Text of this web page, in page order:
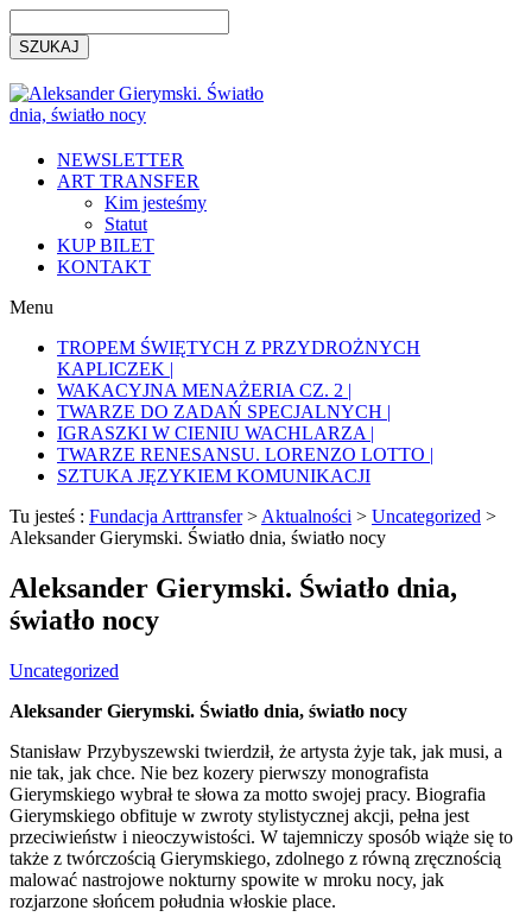
NEWSLETTER
ART TRANSFER
Kim jesteśmy
Statut
KUP BILET
KONTAKT
Menu
TROPEM ŚWIĘTYCH Z PRZYDROŻNYCH
KAPLICZEK |
WAKACYJNA MENAŻERIA CZ. 2 |
TWARZE DO ZADAŃ SPECJALNYCH |
IGRASZKI W CIENIU WACHLARZA |
TWARZE RENESANSU. LORENZO LOTTO |
SZTUKA JĘZYKIEM KOMUNIKACJI
Tu jesteś : Fundacja Arttransfer> Aktualności > Uncategorized >
Aleksander Gierymski. Światło dnia, światło nocy
Aleksander Gierymski. Światło dnia,
światło nocy
Uncategorized
Aleksander Gierymski. Światło dnia, światło nocy
Stanisław Przybyszewski twierdził, że artysta żyje tak, jak musi, a
nie tak, jak chce. Nie bez kozery pierwszy monografista
Gierymskiego wybrał te słowa za motto swojej pracy. Biografia
Gierymskiego obfituje w zwroty stylistycznej akcji, pełna jest
przeciwieństw i nieoczywistości. W tajemniczy sposób wiąże się to
także z twórczością Gierymskiego, zdolnego z równą zręcznością
malować nastrojowe nokturny spowite w mroku nocy, jak
rozjarzone słońcem południa włoskie place.